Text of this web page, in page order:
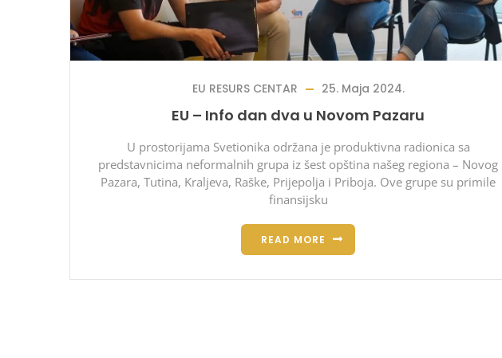
EU RESURS CENTAR 25. Maja 2024.
EU – Info dan dva u Novom Pazaru
U prostorijama Svetionika održana je produktivna radionica sa
predstavnicima neformalnih grupa iz šest opština našeg regiona – Novog
Pazara, Tutina, Kraljeva, Raške, Prijepolja i Priboja. Ove grupe su primile
finansijsku
READ MORE